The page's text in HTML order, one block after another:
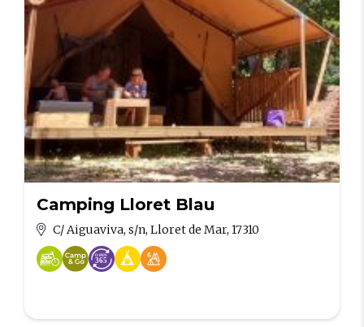
Camping Lloret Blau
C/ Aiguaviva, s/n, Lloret de Mar, 17310